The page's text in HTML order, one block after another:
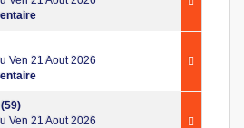
Ven 21 Aout 2026
Ven 21 Aout 2026